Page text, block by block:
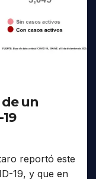
un
reportó este
19, y que en